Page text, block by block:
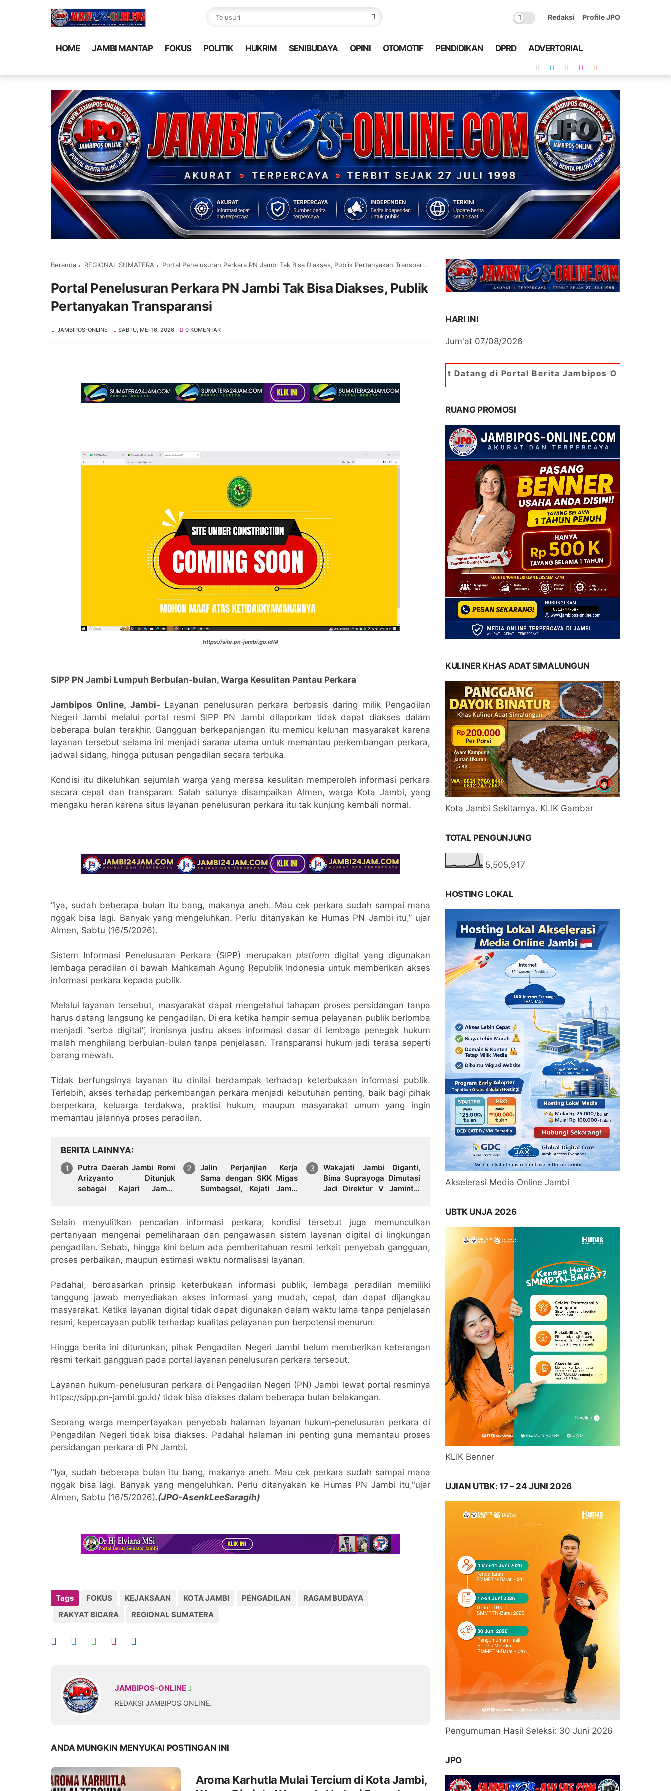
Redaksi Profile JPO
HOME JAMBI MANTAP FOKUS POLITIK HUKRIM SENIBUDAYA OPINI OTOMOTIF PENDIDIKAN DPRD ADVERTORIAL
Beranda REGIONAL SUMATERA Portal Penelusuran Perkara PN Jambi Tak Bisa Diakses, Publik Pertanyakan Transparansi
Portal Penelusuran Perkara PN Jambi Tak Bisa Diakses, Publik
Pertanyakan Transparansi
JAMBIPOS-ONLINE SABTU, MEI 16, 2026 0 KOMENTAR
https://site.pn-jambi.go.id/#
SIPP PN Jambi Lumpuh Berbulan-bulan, Warga Kesulitan Pantau Perkara
Jambipos Online, Jambi- Layanan penelusuran perkara berbasis daring milik Pengadilan
Negeri Jambi melalui portal resmi SIPP PN Jambi dilaporkan tidak dapat diakses dalam
beberapa bulan terakhir. Gangguan berkepanjangan itu memicu keluhan masyarakat karena
layanan tersebut selama ini menjadi sarana utama untuk memantau perkembangan perkara,
jadwal sidang, hingga putusan pengadilan secara terbuka.
Kondisi itu dikeluhkan sejumlah warga yang merasa kesulitan memperoleh informasi perkara
secara cepat dan transparan. Salah satunya disampaikan Almen, warga Kota Jambi, yang
mengaku heran karena situs layanan penelusuran perkara itu tak kunjung kembali normal.
“Iya, sudah beberapa bulan itu bang, makanya aneh. Mau cek perkara sudah sampai mana
nggak bisa lagi. Banyak yang mengeluhkan. Perlu ditanyakan ke Humas PN Jambi itu,” ujar
Almen, Sabtu (16/5/2026).
Sistem Informasi Penelusuran Perkara (SIPP) merupakan platform digital yang digunakan
lembaga peradilan di bawah Mahkamah Agung Republik Indonesia untuk memberikan akses
informasi perkara kepada publik.
Melalui layanan tersebut, masyarakat dapat mengetahui tahapan proses persidangan tanpa
harus datang langsung ke pengadilan. Di era ketika hampir semua pelayanan publik berlomba
menjadi “serba digital”, ironisnya justru akses informasi dasar di lembaga penegak hukum
malah menghilang berbulan-bulan tanpa penjelasan. Transparansi hukum jadi terasa seperti
barang mewah.
Tidak berfungsinya layanan itu dinilai berdampak terhadap keterbukaan informasi publik.
Terlebih, akses terhadap perkembangan perkara menjadi kebutuhan penting, baik bagi pihak
berperkara, keluarga terdakwa, praktisi hukum, maupun masyarakat umum yang ingin
memantau jalannya proses peradilan.
BERITA LAINNYA
Putra Daerah Jambi Romi
Arizyanto Ditunjuk
sebagai Kajari Jambi,
Jalin Perjanjian Kerja
Sama dengan SKK Migas
Sumbagsel, Kejati Jambi
Wakajati Jambi Diganti,
Bima Suprayoga Dimutasi
Jadi Direktur V Jamintel
Selain menyulitkan pencarian informasi perkara, kondisi tersebut juga memunculkan
pertanyaan mengenai pemeliharaan dan pengawasan sistem layanan digital di lingkungan
pengadilan. Sebab, hingga kini belum ada pemberitahuan resmi terkait penyebab gangguan,
proses perbaikan, maupun estimasi waktu normalisasi layanan.
Padahal, berdasarkan prinsip keterbukaan informasi publik, lembaga peradilan memiliki
tanggung jawab menyediakan akses informasi yang mudah, cepat, dan dapat dijangkau
masyarakat. Ketika layanan digital tidak dapat digunakan dalam waktu lama tanpa penjelasan
resmi, kepercayaan publik terhadap kualitas pelayanan pun berpotensi menurun.
Hingga berita ini diturunkan, pihak Pengadilan Negeri Jambi belum memberikan keterangan
resmi terkait gangguan pada portal layanan penelusuran perkara tersebut.
Layanan hukum-penelusuran perkara di Pengadilan Negeri (PN) Jambi lewat portal resminya
https://sipp.pn-jambi.go.id/ tidak bisa diakses dalam beberapa bulan belakangan.
Seorang warga mempertayakan penyebab halaman layanan hukum-penelusuran perkara di
Pengadilan Negeri tidak bisa diakses. Padahal halaman ini penting guna memantau proses
persidangan perkara di PN Jambi.
"Iya, sudah beberapa bulan itu bang, makanya aneh. Mau cek perkara sudah sampai mana
nggak bisa lagi. Banyak yang mengeluhkan. Perlu ditanyakan ke Humas PN Jambi itu,"ujar
Almen, Sabtu (16/5/2026).(JPO-AsenkLeeSaragih)
Tags FOKUS KEJAKSAAN KOTA JAMBI PENGADILAN
RAGAM BUDAYA
RAKYAT BICARA
REGIONAL SUMATERA
JAMBIPOS-ONLINE
REDAKSI JAMBIPOS ONLINE.
ANDA MUNGKIN MENYUKAI POSTINGAN INI
Aroma Karhutla Mulai Tercium di Kota Jambi,
HARI INI
Jum'at 07/08/2026
Selamat Datang di Portal Berita Jambipos Online. Portal Berita
RUANG PROMOSI
KULINER KHAS ADAT SIMALUNGUN
Kota Jambi Sekitarnya. KLIK Gambar
TOTAL PENGUNJUNG
5,505,917
HOSTING LOKAL
Akselerasi Media Online Jambi
UBTK UNJA 2026
KLIK Benner
UJIAN UTBK: 17 – 24 JUNI 2026
Pengumuman Hasil Seleksi: 30 Juni 2026
JPO